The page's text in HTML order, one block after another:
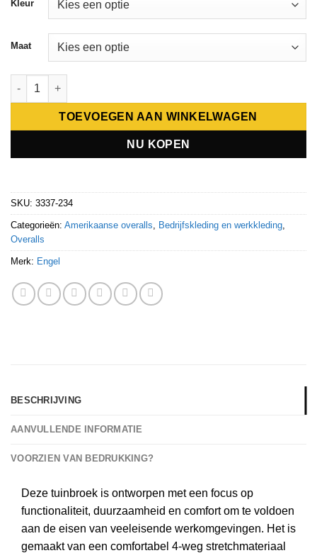
Kleur
Maat
Engel Entire Bib Overall 4way 3337-234 aantal
TOEVOEGEN AAN WINKELWAGEN
NU KOPEN
SKU: 3337-234
Categorieën: Amerikaanse overalls, Bedrijfskleding en werkkleding,
Overalls
Merk: Engel
BESCHRIJVING
AANVULLENDE INFORMATIE
VOORZIEN VAN BEDRUKKING?
Deze tuinbroek is ontworpen met een focus op
functionaliteit, duurzaamheid en comfort om te voldoen
aan de eisen van veeleisende werkomgevingen. Het is
gemaakt van een comfortabel 4-weg stretchmateriaal